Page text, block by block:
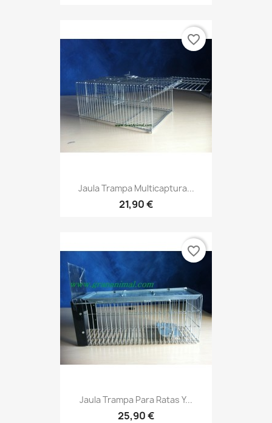
Jaula Trampa Multicaptura...
21,90 €
favorite_border
Jaula Trampa Para Ratas Y...
25,90 €
favorite_border